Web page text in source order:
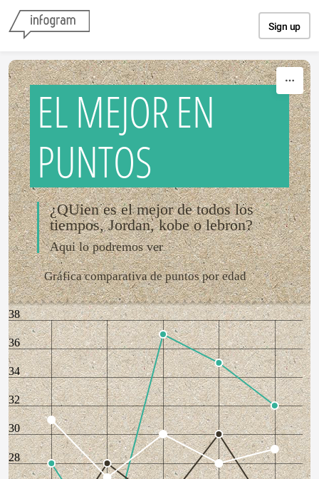
Sign up
EL MEJOR EN
PUNTOS
¿QUien es el mejor de todos los
tiempos, Jordan, kobe o lebron?
Aqui lo podremos ver
Gráfica comparativa de puntos por edad
28
30
32
34
36
38